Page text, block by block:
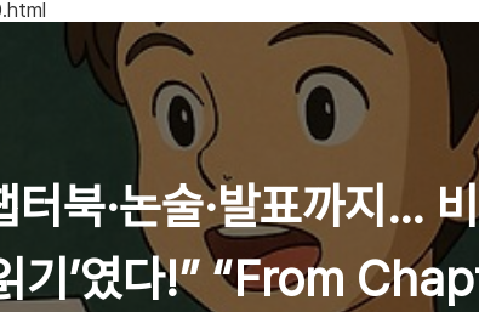
터북·논술·발표까지…
기’였다!” “From